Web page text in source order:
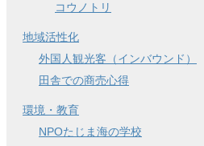
コウノトリ
地域活性化
外国人観光客（インバウンド）
田舎での商売心得
環境・教育
NPOたじま海の学校